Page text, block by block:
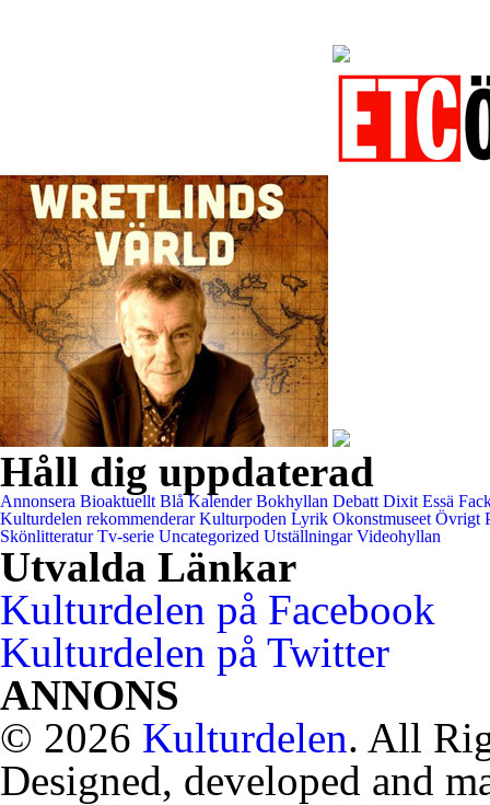
Håll dig uppdaterad
Annonsera Bioaktuellt Blå Kalender Bokhyllan Debatt Dixit Essä
Kulturdelen rekommenderar Kulturpoden Lyrik Okonstmuseet Övrigt
Skönlitteratur Tv-serie Uncategorized Utställningar Videohyllan
Utvalda Länkar
Kulturdelen på Facebook
Kulturdelen på Twitter
ANNONS
© 2026 Kulturdelen. All
Designed, developed and